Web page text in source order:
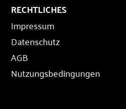
RECHTLICHES
Impressum
Datenschutz
AGB
Nutzungsbedingungen